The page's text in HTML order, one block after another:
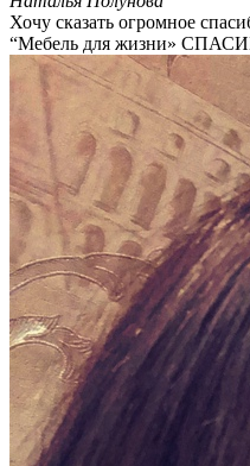
Хочу сказать огромное
“Мебель для жизни»